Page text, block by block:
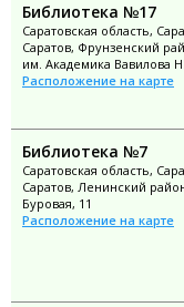
Библиотека №17
Саратовская область,
Саратов, Фрунзенский
им. Академика Вавилова
Расположение на карте
Библиотека №7
Саратовская область,
Саратов, Ленинский
Буровая, 11
Расположение на карте